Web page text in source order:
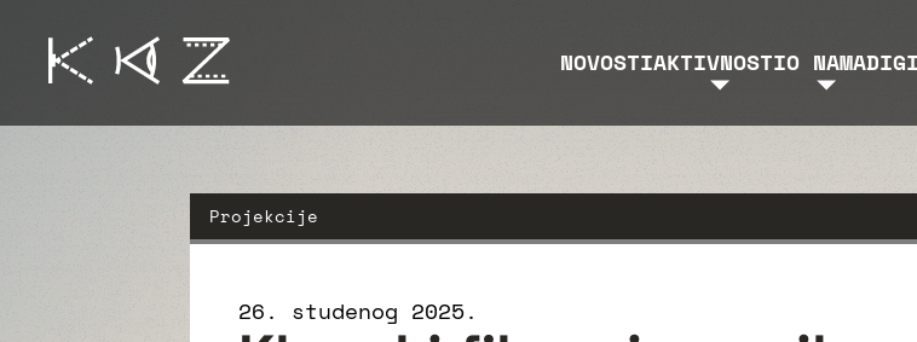
NOVOSTIAKTIVNOSTIO NAMA
Projekcije
26. studenog 2025.